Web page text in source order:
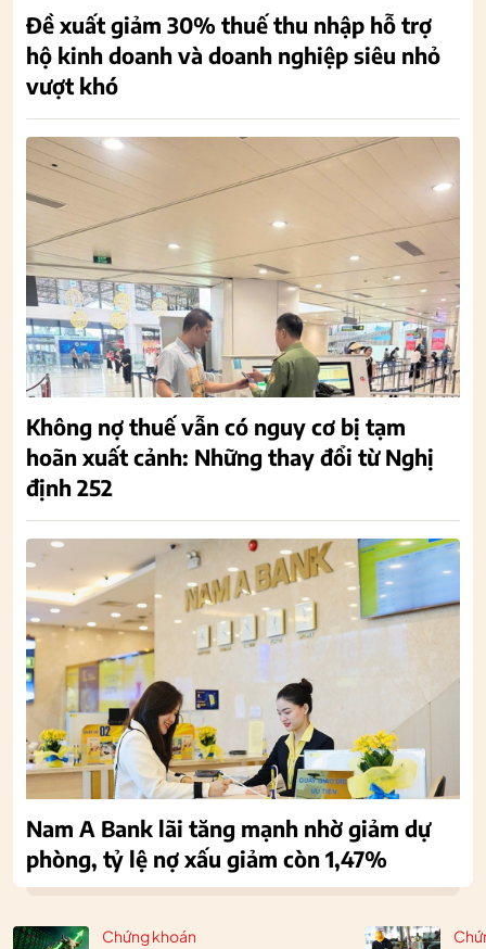
Chứng khoán
Đề xuất giảm 30% thuế thu nhập hỗ trợ
hộ kinh doanh và doanh nghiệp siêu nhỏ
vượt khó
Không nợ thuế vẫn có nguy cơ bị tạm
hoãn xuất cảnh: Những thay đổi từ Nghị
định 252
Nam A Bank lãi tăng mạnh nhờ giảm dự
phòng, tỷ lệ nợ xấu giảm còn 1,47%